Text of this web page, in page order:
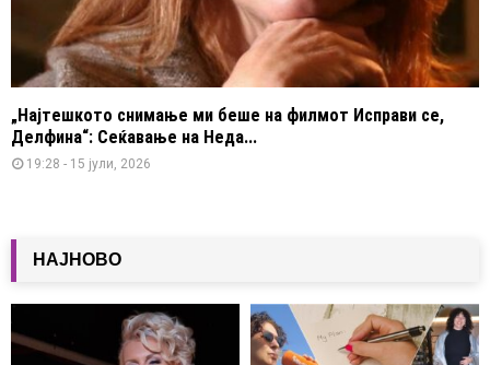
„Најтешкото снимање ми беше на филмот Исправи се,
Делфина“: Сеќавање на Неда...
19:28 - 15 јули, 2026
НАЈНОВО